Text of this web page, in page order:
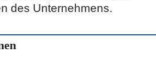
des Unternehmens.